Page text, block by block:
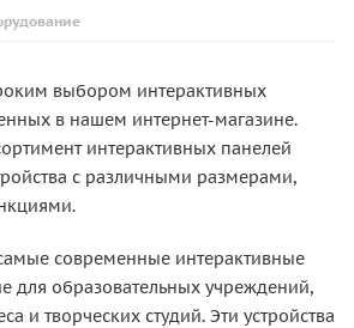
выбором интерактивных
в нашем интернет-магазине.
интерактивных панелей
с различными размерами,
современные интерактивные
для образовательных учреждений,
и творческих студий. Эти устройства